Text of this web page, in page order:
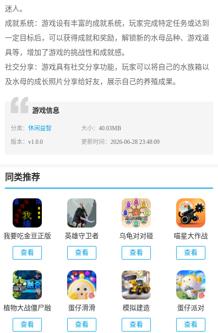
迷人。
成就系统：游戏设有丰富的成就系统，玩家完成特定任务或达到
一定目标后，可以获得成就和奖励，解锁新的水母品种、游戏道
具等，增加了游戏的挑战性和成就感。
社交分享：游戏具有社交分享功能，玩家可以将自己的水族箱以
及水母的成长照片分享给好友，展示自己的养殖成果。
游戏信息
分类： 休闲益智 大小：40.03MB
版本： v1.0.0 更新时间：2026-06-28 23:48:09
同类推荐
我要吃金豆正版
查看
英雄守卫者
查看
乌龟对对碰
查看
喵星大作战
查看
植物大战僵尸融
合版手机版
(PlantsVsZombiesRH)
查看
蛋仔滑滑
查看
模拟建造
4(Construction
Simulator 4)
查看
蛋仔派对
查看